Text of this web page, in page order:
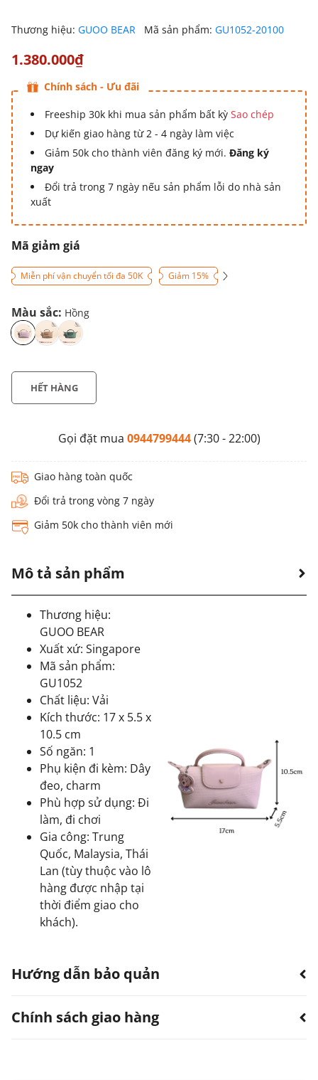
Thương hiệu: GUOO BEAR Mã sản phẩm: GU1052-20100
1.380.000₫
Chính sách - Ưu đãi
Freeship 30k khi mua sản phẩm bất kỳ Sao chép
Dự kiến giao hàng từ 2 - 4 ngày làm việc
Giảm 50k cho thành viên đăng ký mới. Đăng ký
ngay
Đổi trả trong 7 ngày nếu sản phẩm lỗi do nhà sản
xuất
Mã giảm giá
Miễn phí vận chuyển tối đa 50K Giảm 15%
Màu sắc: Hồng
HẾT HÀNG
Gọi đặt mua 0944799444(7:30 - 22:00)
Giao hàng toàn quốc
Đổi trả trong vòng 7 ngày
Giảm 50k cho thành viên mới
Mô tả sản phẩm
Thương hiệu:
GUOO BEAR
Xuất xứ: Singapore
Mã sản phẩm:
GU1052
Chất liệu: Vải
Kích thước: 17 x 5.5 x
10.5 cm
Số ngăn: 1
Phụ kiện đi kèm: Dây
đeo, charm
Phù hợp sử dụng: Đi
làm, đi chơi
Gia công: Trung
Quốc, Malaysia, Thái
Lan (tùy thuộc vào lô
hàng được nhập tại
thời điểm giao cho
khách).
Hướng dẫn bảo quản
Hạn chế sản phẩm bị thấm nước.
Chính sách giao hàng